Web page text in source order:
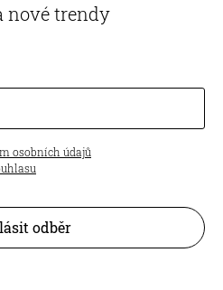
nové trendy
osobních údajů
odběr